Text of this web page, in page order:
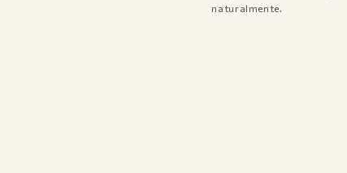
naturalmente.